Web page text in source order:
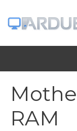
RAM